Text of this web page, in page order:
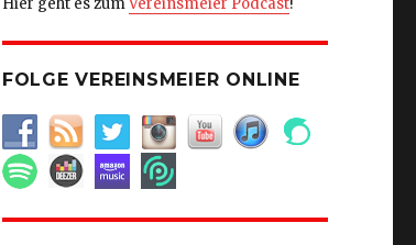
Hier geht es zumVereinsmeier Podcast!
FOLGE VEREINSMEIER ONLINE